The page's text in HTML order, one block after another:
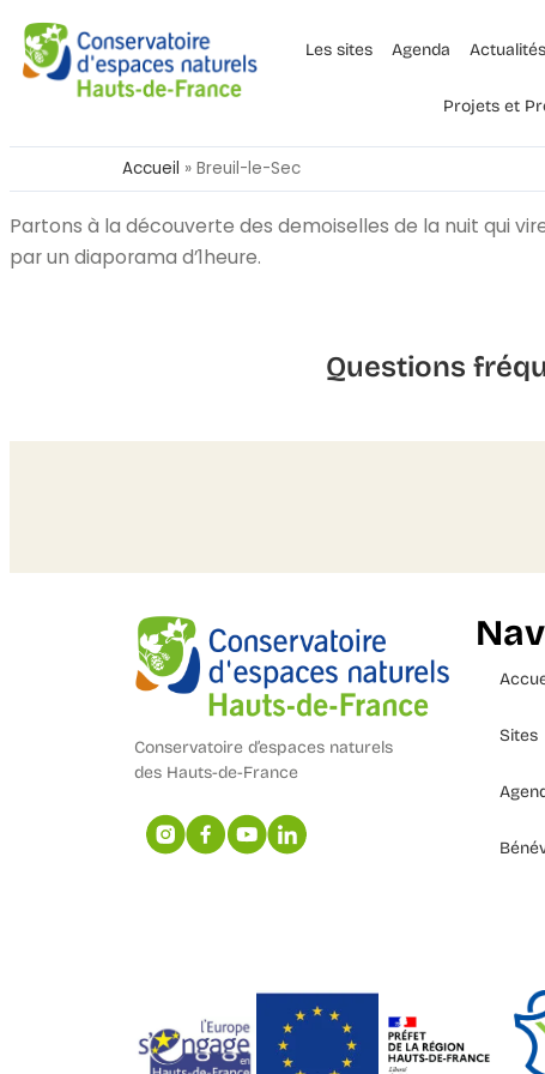
Les sites Agenda
Projets et
Accueil » Breuil-le-Sec
Partons à la découverte des demoiselles de la nuit qui
par un diaporama d’1heure.
Questions
Conservatoire d’espaces naturels
des Hauts-de-France
Sites